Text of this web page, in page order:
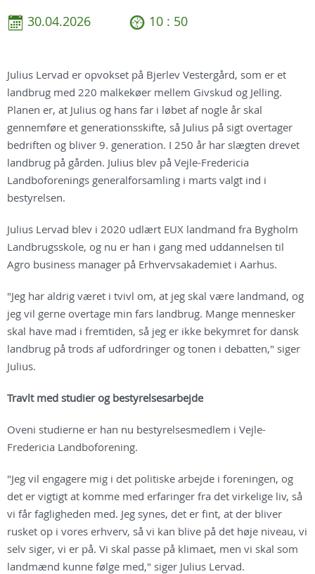
30.04.2026 10 : 50
Julius Lervad er opvokset på Bjerlev Vestergård, som er et
landbrug med 220 malkekøer mellem Givskud og Jelling.
Planen er, at Julius og hans far i løbet af nogle år skal
gennemføre et generationsskifte, så Julius på sigt overtager
bedriften og bliver 9. generation. I 250 år har slægten drevet
landbrug på gården. Julius blev på Vejle-Fredericia
Landboforenings generalforsamling i marts valgt ind i
bestyrelsen.
Julius Lervad blev i 2020 udlært EUX landmand fra Bygholm
Landbrugsskole, og nu er han i gang med uddannelsen til
Agro business manager på Erhvervsakademiet i Aarhus.
"Jeg har aldrig været i tvivl om, at jeg skal være landmand, og
jeg vil gerne overtage min fars landbrug. Mange mennesker
skal have mad i fremtiden, så jeg er ikke bekymret for dansk
landbrug på trods af udfordringer og tonen i debatten," siger
Julius.
Travlt med studier og bestyrelsesarbejde
Oveni studierne er han nu bestyrelsesmedlem i Vejle-
Fredericia Landboforening.
"Jeg vil engagere mig i det politiske arbejde i foreningen, og
det er vigtigt at komme med erfaringer fra det virkelige liv, så
vi får fagligheden med. Jeg synes, det er fint, at der bliver
rusket op i vores erhverv, så vi kan blive på det høje niveau, vi
selv siger, vi er på. Vi skal passe på klimaet, men vi skal som
landmænd kunne følge med," siger Julius Lervad.